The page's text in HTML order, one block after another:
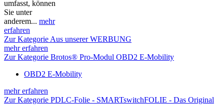
umfasst, können
Sie unter
anderem... mehr
erfahren
Zur Kategorie Aus unserer WERBUNG
mehr erfahren
Zur Kategorie Brotos® Pro-Modul OBD2 E-Mobility
OBD2 E-Mobility
mehr erfahren
Zur Kategorie PDLC-Folie - SMARTswitchFOLIE - Das Original